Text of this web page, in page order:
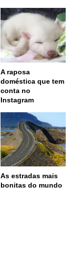
A raposa
doméstica que tem
conta no
Instagram
As estradas mais
bonitas do mundo